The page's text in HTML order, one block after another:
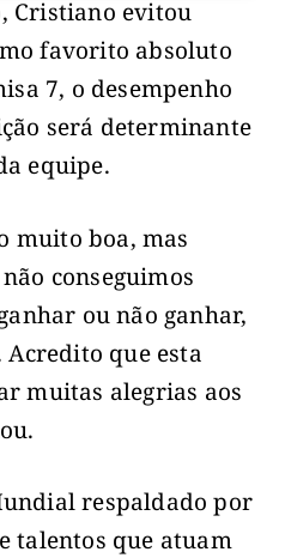
Cristiano evitou
favorito absoluto
7, o desempenho
será determinante
equipe.
muito boa, mas
conseguimos
ou não ganhar,
que esta
muitas alegrias aos
respaldado por
talentos que atuam